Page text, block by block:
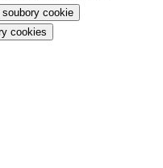
cookie
cookies